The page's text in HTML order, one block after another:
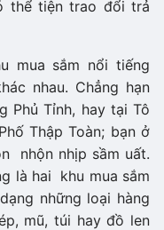
thể tiện trao đổi trả
mua sắm nổi tiếng
nhau. Chẳng hạn
Phủ Tỉnh, hay tại Tô
Thập Toàn; bạn ở
nhộn nhịp sầm uất.
là hai khu mua sắm
những loại hàng
mũ, túi hay đồ len